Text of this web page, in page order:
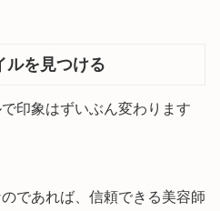
ルを見つける
印象はずいぶん変わります
であれば、信頼できる美容師